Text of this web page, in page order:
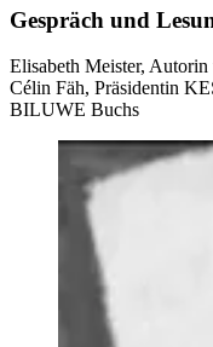
Gespräch und
Elisabeth Meister,
Célin Fäh, Präsidentin
BILUWE Buchs